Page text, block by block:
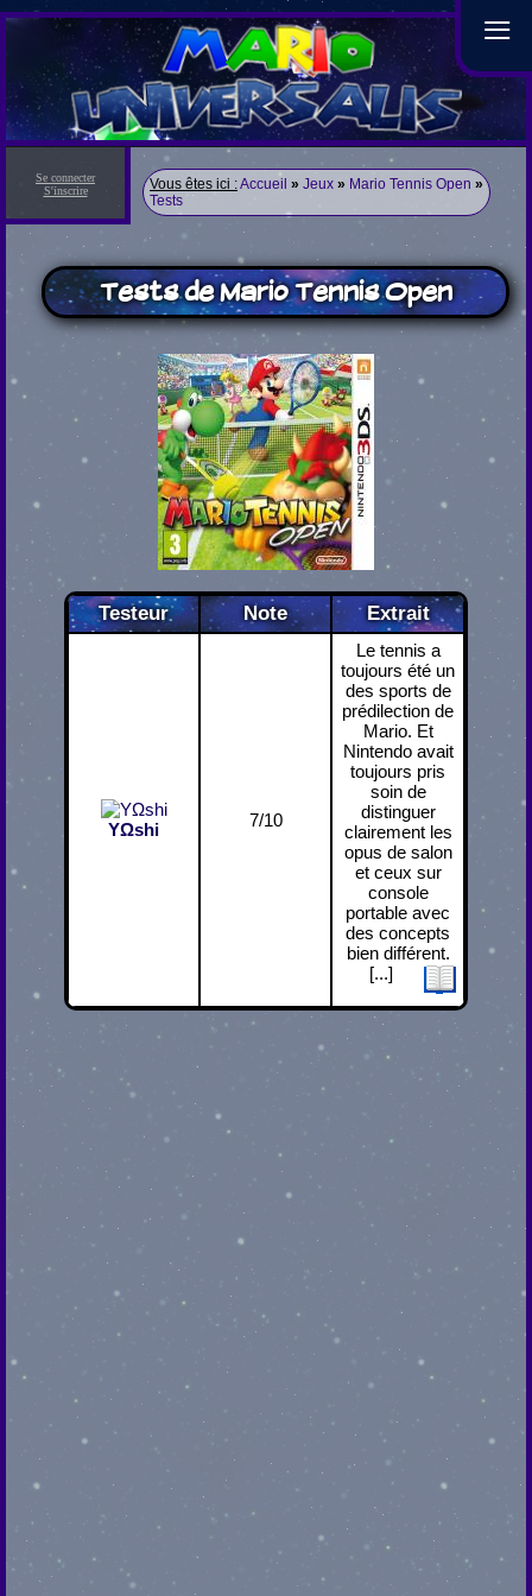
≡
Se connecter
S'inscrire
Vous êtes ici :Accueil » Jeux » Mario Tennis Open »
Tests
Tests de Mario Tennis Open
Testeur Note Extrait
YΩshi 7/10
Le tennis a
toujours été un
des sports de
prédilection de
Mario. Et
Nintendo avait
toujours pris
soin de
distinguer
clairement les
opus de salon
et ceux sur
console
portable avec
des concepts
bien différent.
[...]